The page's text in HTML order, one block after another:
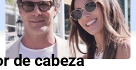
de cabeza